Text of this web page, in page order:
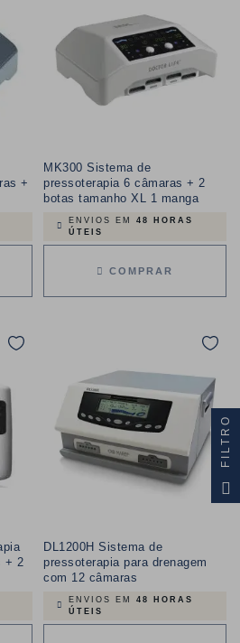
+
MK300 Sistema de
pressoterapia 6 câmaras + 2
botas tamanho XL 1 manga
ENVIOS EM 48 HORAS
ÚTEIS
COMPRAR
+ 2
DL1200H Sistema de
pressoterapia para drenagem
com 12 câmaras
ENVIOS EM 48 HORAS
ÚTEIS
FILTRO